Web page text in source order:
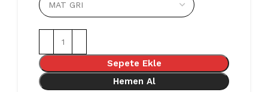
Sepete Ekle
Hemen Al